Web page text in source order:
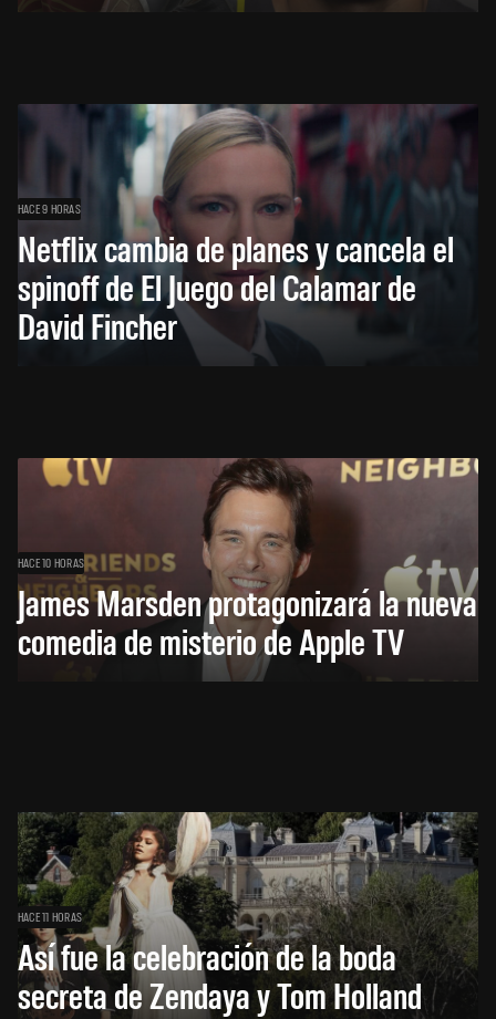
HACE 9 HORAS
Netflix cambia de planes y cancela el
spinoff de El Juego del Calamar de
David Fincher
HACE 10 HORAS
James Marsden protagonizará la nueva
comedia de misterio de Apple TV
HACE 11 HORAS
Así fue la celebración de la boda
secreta de Zendaya y Tom Holland